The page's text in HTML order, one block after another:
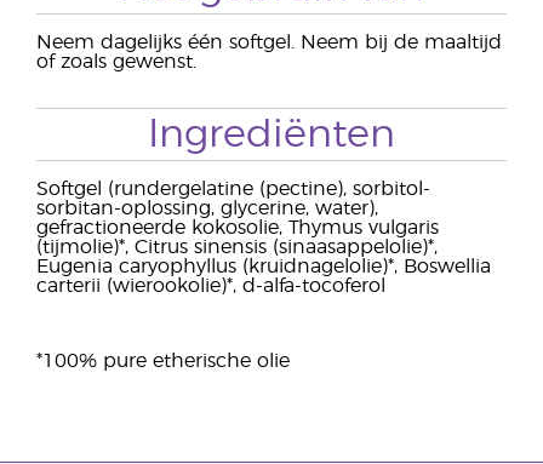
Neem dagelijks één softgel. Neem bij de maaltijd
of zoals gewenst.
Ingrediënten
Softgel (rundergelatine (pectine), sorbitol-
sorbitan-oplossing, glycerine, water),
gefractioneerde kokosolie, Thymus vulgaris
(tijmolie)*, Citrus sinensis (sinaasappelolie)*,
Eugenia caryophyllus (kruidnagelolie)*, Boswellia
carterii (wierookolie)*, d-alfa-tocoferol
*100% pure etherische olie